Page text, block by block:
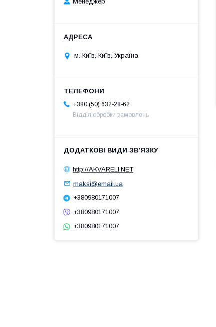
м. Київ, Київ, Україна
+380 (50) 632-28-62
Відділ обробки замовлень
http://AKVARELI.NET
maksi@email.ua
+380980171007
+380980171007
+380980171007